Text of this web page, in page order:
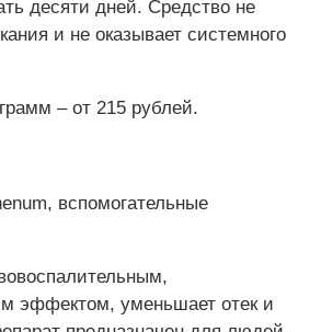
десяти дней. Средство не
и не оказывает системного
– от 215 рублей.
вспомогательные
эффектом, уменьшает отек и